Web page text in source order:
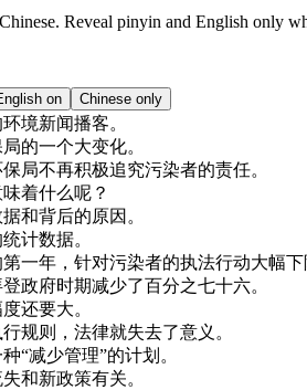
Reveal pinyin and English only
on Chinese only
环境新闻播客。
局的一个大变化。
局不再积极追究污染者的责任。
着什么呢 ？
据和背后的原因 。
统计数据。
第一年 ， 针对污染者的执法行动大幅下
登政府时期减少了百分之七十六。
度还要大。
行规则 ， 法律就失去了意义 。
“减少管理”的计划 。
和新政策有关。